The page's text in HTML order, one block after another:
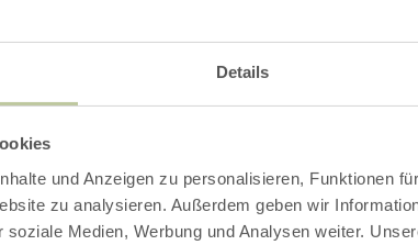
Details
und Anzeigen zu personalisieren, Funktionen
zu analysieren. Außerdem geben wir
Medien, Werbung und Analysen weiter.